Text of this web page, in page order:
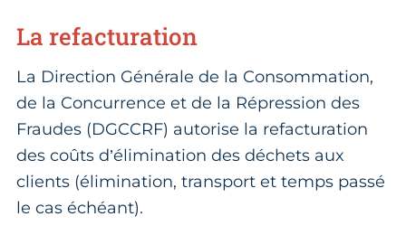
La refacturation
La Direction Générale de la Consommation,
de la Concurrence et de la Répression des
Fraudes (DGCCRF) autorise la refacturation
des coûts d’élimination des déchets aux
clients (élimination, transport et temps passé
le cas échéant).